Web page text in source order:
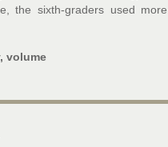
the sixth-graders used more
volume